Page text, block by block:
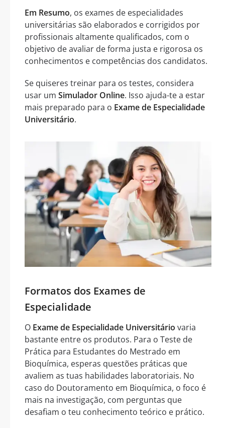
Em Resumo, os exames de especialidades
universitárias são elaborados e corrigidos por
profissionais altamente qualificados, com o
objetivo de avaliar de forma justa e rigorosa os
conhecimentos e competências dos candidatos.
Se quiseres treinar para os testes, considera
usar um Simulador Online. Isso ajuda-te a estar
mais preparado para o Exame de Especialidade
Universitário.
Formatos dos Exames de
Especialidade
O Exame de Especialidade Universitário varia
bastante entre os produtos. Para o Teste de
Prática para Estudantes do Mestrado em
Bioquímica, esperas questões práticas que
avaliem as tuas habilidades laboratoriais. No
caso do Doutoramento em Bioquímica, o foco é
mais na investigação, com perguntas que
desafiam o teu conhecimento teórico e prático.